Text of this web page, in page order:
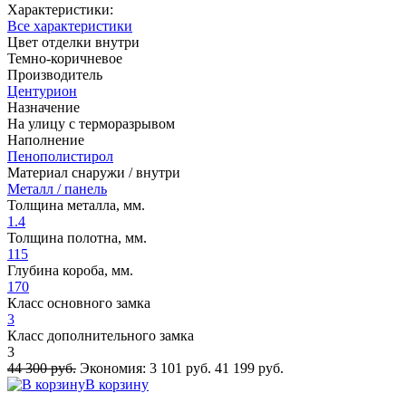
Характеристики:
Все характеристики
Цвет отделки внутри
Темно-коричневое
Производитель
Центурион
Назначение
На улицу с терморазрывом
Наполнение
Пенополистирол
Материал снаружи / внутри
Металл / панель
Толщина металла, мм.
1.4
Толщина полотна, мм.
115
Глубина короба, мм.
170
Класс основного замка
3
Класс дополнительного замка
3
44 300 руб. Экономия: 3 101 руб. 41 199 руб.
В корзину